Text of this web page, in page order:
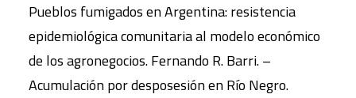
Pueblos fumigados en Argentina: resistencia
epidemiológica comunitaria al modelo económico
de los agronegocios. Fernando R. Barri. –
Acumulación por desposesión en Río Negro.